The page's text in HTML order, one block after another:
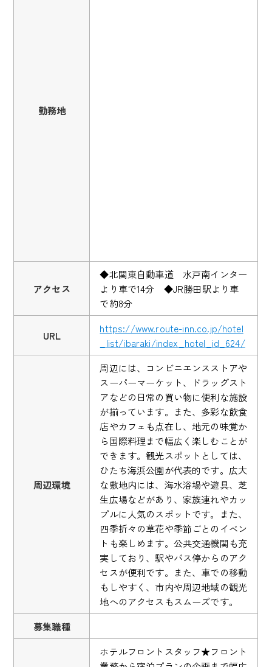
勤務地
アクセス
◆北関東自動車道 水戸南インター
より車で14分 ◆JR勝田駅より車
で約8分
URL
https://www.route-inn.co.jp/hotel
_list/ibaraki/index_hotel_id_624/
周辺環境
周辺には、コンビニエンスストアや
スーパーマーケット、ドラッグスト
アなどの日常の買い物に便利な施設
が揃っています。また、多彩な飲食
店やカフェも点在し、地元の味覚か
ら国際料理まで幅広く楽しむことが
できます。観光スポットとしては、
ひたち海浜公園が代表的です。広大
な敷地内には、海水浴場や遊具、芝
生広場などがあり、家族連れやカッ
プルに人気のスポットです。また、
四季折々の草花や季節ごとのイベン
トも楽しめます。公共交通機関も充
実しており、駅やバス停からのアク
セスが便利です。また、車での移動
もしやすく、市内や周辺地域の観光
地へのアクセスもスムーズです。
募集職種
ホテルフロントスタッフ★フロント